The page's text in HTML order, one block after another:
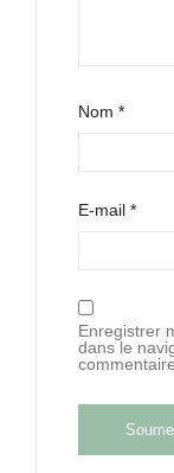
Nom *
E-mail *
Enregistrer
dans le
commentaire.